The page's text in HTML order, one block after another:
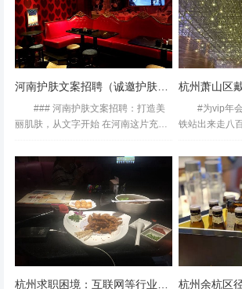
还行吧，价钱很实惠，只能说性价比相对
美，服务优质，音响效果蛮好杭州豪华的
### 河南护肤文案招聘：打造美
丽肌肤，从文字开始 在河南这片充满
发展。无论是高端美容院、化妆品公
司，还是新兴的护肤品牌，都在努力
通过创新的护肤产品和...
#为vip年会
铁站出来走八
可以容纳二十
子，可以边吃
每人一只虾，
杭州求职困境：互联网等行业就业难析